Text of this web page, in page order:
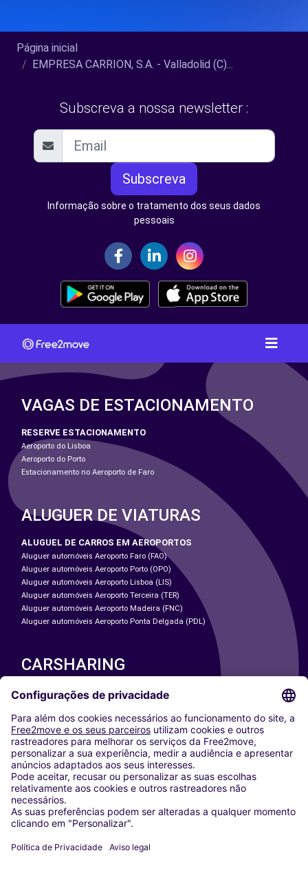
Página inicial
EMPRESA CARRION, S.A. - Valladolid (C)...
Subscreva a nossa newsletter :
Subscreva
Informação sobre o tratamento dos seus dados
pessoais
VAGAS DE ESTACIONAMENTO
RESERVE ESTACIONAMENTO
Aeroporto do Lisboa
Aeroporto do Porto
Estacionamento no Aeroporto de Faro
ALUGUER DE VIATURAS
ALUGUEL DE CARROS EM AEROPORTOS
Aluguer automóveis Aeroporto Faro (FAO)
Aluguer automóveis Aeroporto Porto (OPO)
Aluguer automóveis Aeroporto Lisboa (LIS)
Aluguer automóveis Aeroporto Terceira (TER)
Aluguer automóveis Aeroporto Madeira (FNC)
Aluguer automóveis Aeroporto Ponta Delgada (PDL)
CARSHARING
NOSSAS CIDADES
Washington DC
Milan
Rome
Turin
Vienna
Berlin
Cologne
Dusseldorf
Frankfurt
Munich